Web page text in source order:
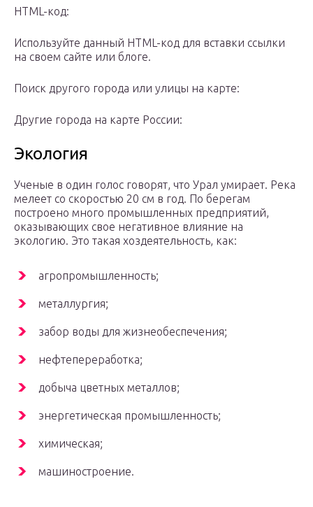
HTML-код:
Используйте данный HTML-код для вставки ссылки
на своем сайте или блоге.
Поиск другого города или улицы на карте:
Другие города на карте России:
Экология
Ученые в один голос говорят, что Урал умирает. Река
мелеет со скоростью 20 см в год. По берегам
построено много промышленных предприятий,
оказывающих свое негативное влияние на
экологию. Это такая хоздеятельность, как:
агропромышленность;
металлургия;
забор воды для жизнеобеспечения;
нефтепереработка;
добыча цветных металлов;
энергетическая промышленность;
химическая;
машиностроение.